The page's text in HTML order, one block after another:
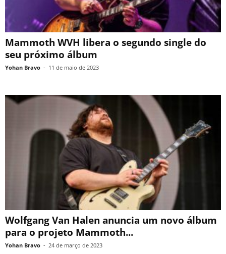
Mammoth WVH libera o segundo single do
seu próximo álbum
Yohan Bravo - 11 de maio de 2023
Wolfgang Van Halen anuncia um novo álbum
para o projeto Mammoth...
Yohan Bravo - 24 de março de 2023